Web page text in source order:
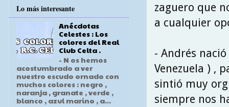
zaguero que
a cualquier
- Andrés
Venezuela ) ,
sintió muy
siempre nos
Lo más interesante
Anécdotas
Celestes : Los
colores del Real
Club Celta .
- N os hemos
acostumbrado a ver
nuestro escudo ornado con
muchos colores : negro ,
naranja , granate , verde ,
blanco , azul marino , a...